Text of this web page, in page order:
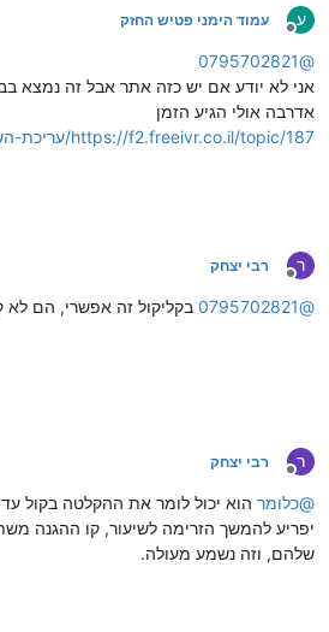
ע
מנותק
עמוד הימני פטיש החזק
@
0795702821
אני לא יודע אם יש כזה אתר אבל זה נמצא
אדרבה אולי הגיע הזמן
https://f2.freeivr.co.il/topic/187/עריכת-השיעורים-בניהול-המערכת
ר
מנותק
רבי יצחק
@
0795702821 בקליקול זה אפשרי, הם לא
ר
מנותק
רבי יצחק
@כלומר הוא יכול לומר את ההקלטה בקול
יפריע להמשך הזרימה לשיעור, קו ההגנה
שלהם, וזה נשמע מעולה.